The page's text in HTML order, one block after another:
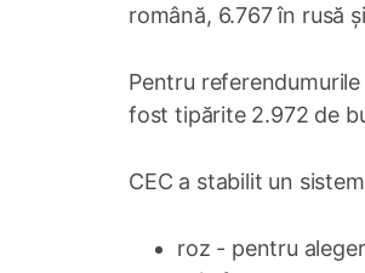
română, 6.767 în rusă
Pentru
fost tipărite 2.972 de
CEC a stabilit un
roz - pentru